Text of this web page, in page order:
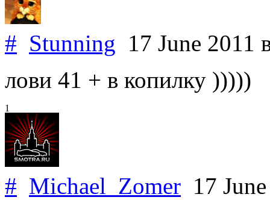
# Stunning 17 June 2011
лови 41 + в копилку )))))
1
# Michael_Zomer 17